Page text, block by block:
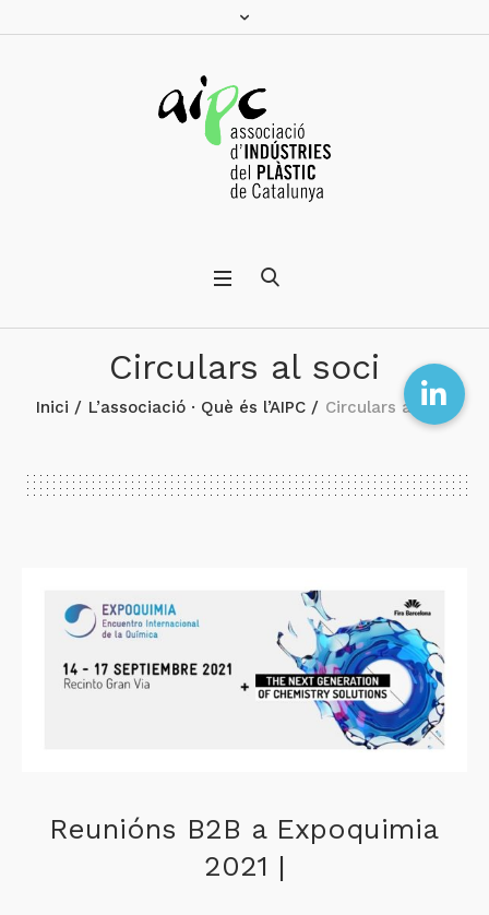
Circulars al soci
Inici / L’associació · Què és l’AIPC / Circulars al soci
Reunións B2B a Expoquimia
2021 |